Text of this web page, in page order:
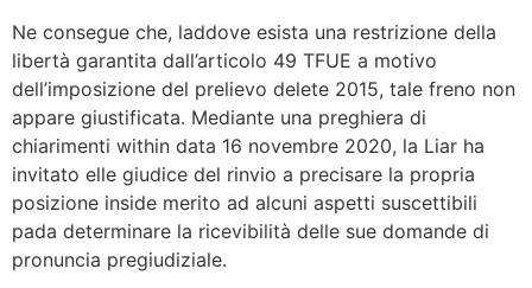
Ne consegue che, laddove esista una restrizione della
libertà garantita dall’articolo 49 TFUE a motivo
dell’imposizione del prelievo delete 2015, tale freno non
appare giustificata. Mediante una preghiera di
chiarimenti within data 16 novembre 2020, la Liar ha
invitato elle giudice del rinvio a precisare la propria
posizione inside merito ad alcuni aspetti suscettibili
pada determinare la ricevibilità delle sue domande di
pronuncia pregiudiziale.